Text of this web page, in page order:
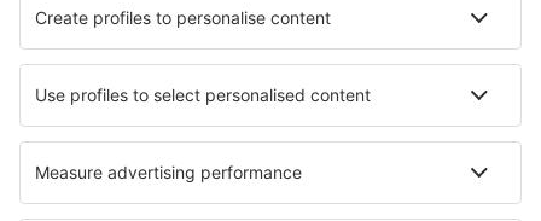
Wideroe
Danish Air
Turkish Airlines
Lot
Om eSky
Vilkår